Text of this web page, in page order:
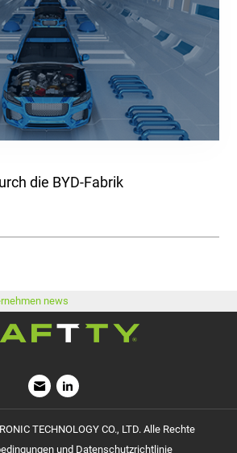
die BYD-Fabrik
news
und Datenschutzrichtlinie